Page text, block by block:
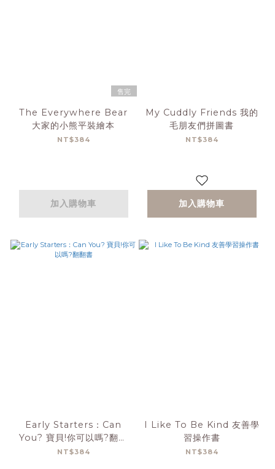
售完
The Everywhere Bear
大家的小熊平裝繪本
NT$384
加入購物車
My Cuddly Friends 我的
毛朋友們拼圖書
NT$384
加入購物車
Early Starters：Can
You? 寶貝!你可以嗎?翻翻
書
NT$384
I Like To Be Kind 友善學
習操作書
NT$384